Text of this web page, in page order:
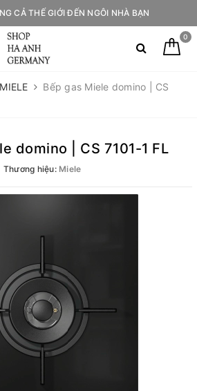
CẢ THẾ GIỚI ĐẾN NGÔI NHÀ BẠN
0
Bếp gas Miele domino | CS
domino | CS 7101-1 FL
Thương hiệu: Miele